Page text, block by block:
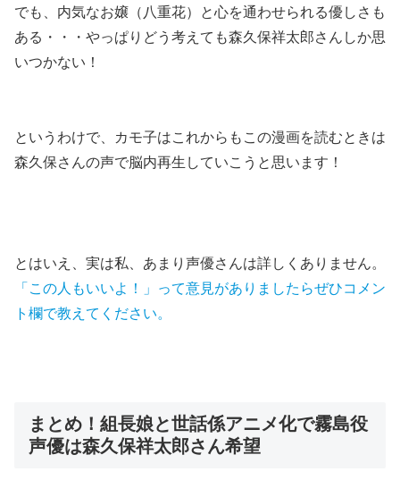
でも、内気なお嬢（八重花）と心を通わせられる優しさも
ある・・・やっぱりどう考えても森久保祥太郎さんしか思
いつかない！
というわけで、カモ子はこれからもこの漫画を読むときは
森久保さんの声で脳内再生していこうと思います！
とはいえ、実は私、あまり声優さんは詳しくありません。
「この人もいいよ！」って意見がありましたらぜひコメン
ト欄で教えてください。
まとめ！組長娘と世話係アニメ化で霧島役
声優は森久保祥太郎さん希望